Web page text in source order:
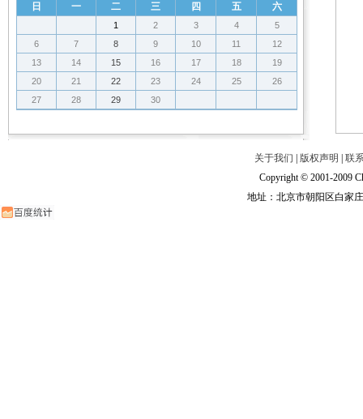
日 一 二 三 四 五 六
1 2 3 4
5
6
7 8 9 10 11
12
13
14 15 16 17 18
19
20
21 22 23 24 25
26
27
28 29 30
关于我们 版权声明
联
Copyright © 2001-2009
地址：北京市朝阳区白家